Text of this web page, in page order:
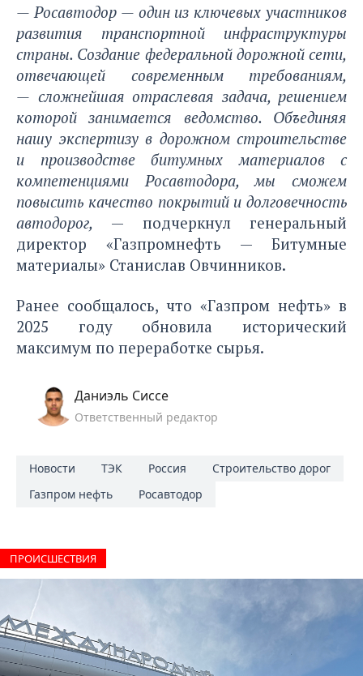
— Росавтодор — один из ключевых участников
развития транспортной инфраструктуры
страны. Создание федеральной дорожной сети,
отвечающей современным требованиям,
— сложнейшая отраслевая задача, решением
которой занимается ведомство. Объединяя
нашу экспертизу в дорожном строительстве
и производстве битумных материалов с
компетенциями Росавтодора, мы сможем
повысить качество покрытий и долговечность
автодорог, — подчеркнул генеральный
директор «Газпромнефть — Битумные
материалы» Станислав Овчинников.
Ранее сообщалось, что «Газпром нефть» в
2025 году обновила исторический
максимум по переработке сырья.
Даниэль Сиссе
Ответственный редактор
Новости ТЭК Россия
Строительство дорог
Газпром нефть
Росавтодор
ПРОИCШЕСТВИЯ